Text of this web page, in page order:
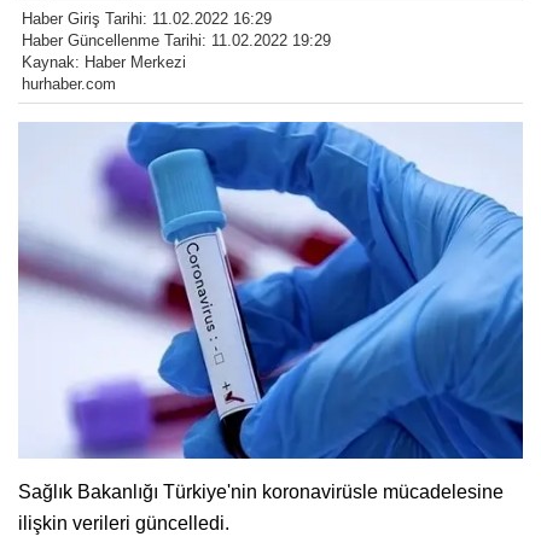
Haber Giriş Tarihi: 11.02.2022 16:29
Haber Güncellenme Tarihi: 11.02.2022 19:29
Kaynak: Haber Merkezi
hurhaber.com
Sağlık Bakanlığı Türkiye'nin koronavirüsle mücadelesine
ilişkin verileri güncelledi.